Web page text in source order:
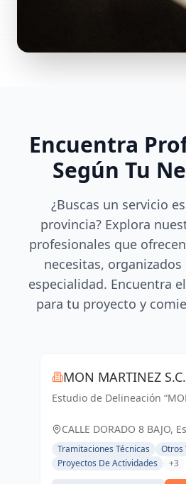
Encuentra
Según Tu
¿Buscas un servicio
provincia? Explora
profesionales que
necesitas,
especialidad. Encuentra
para tu proyecto y
MON MARTINEZ S.C.
Estudio de Delineación
trayectoria de más de 25
experiencia. Entendemos
trabajo, como parte
un trabajo...
CALLE DORADO 8 BAJO,
Tramitaciones Técnicas
Otros
Proyectos De Actividades
+3